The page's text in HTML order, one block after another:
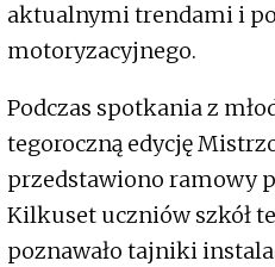
aktualnymi trendami i
motoryzacyjnego.
Podczas spotkania z
tegoroczną edycję
przedstawiono ramowy
Kilkuset uczniów szkół
poznawało tajniki